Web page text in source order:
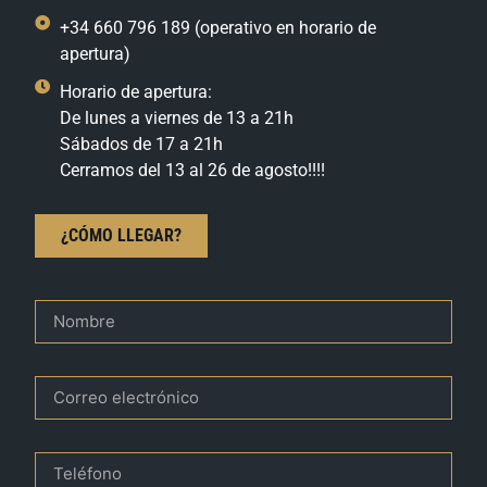
+34 660 796 189 (operativo en horario de
apertura)
Horario de apertura:
De lunes a viernes de 13 a 21h
Sábados de 17 a 21h
Cerramos del 13 al 26 de agosto!!!!
¿CÓMO LLEGAR?